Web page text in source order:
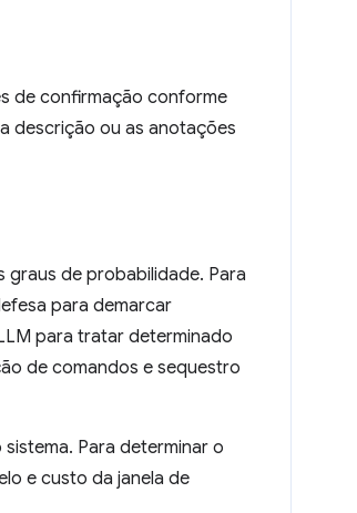
de confirmação conforme
descrição ou as anotações
de probabilidade. Para
para demarcar
para tratar determinado
de comandos e sequestro
Para determinar o
e custo da janela de